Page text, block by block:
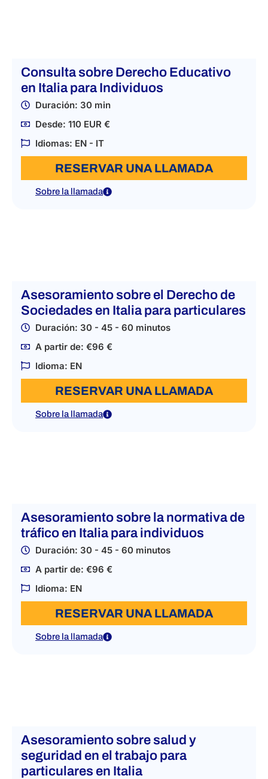
Consulta sobre Derecho Educativo
en Italia para Individuos
Duración: 30 min
Desde: 110 EUR €
Idiomas: EN - IT
RESERVAR UNA LLAMADA
Sobre la llamada
Asesoramiento sobre el Derecho de
Sociedades en Italia para particulares
Duración: 30 - 45 - 60 minutos
A partir de: €96 €
Idioma: EN
RESERVAR UNA LLAMADA
Sobre la llamada
Asesoramiento sobre la normativa de
tráfico en Italia para individuos
Duración: 30 - 45 - 60 minutos
A partir de: €96 €
Idioma: EN
RESERVAR UNA LLAMADA
Sobre la llamada
Asesoramiento sobre salud y
seguridad en el trabajo para
particulares en Italia